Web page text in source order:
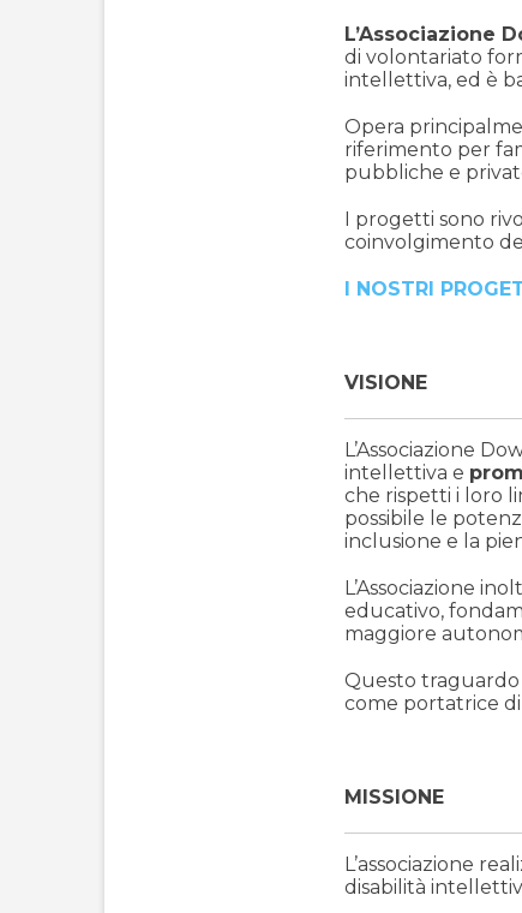
L’Associazione
di volontariato
intellettiva, ed è
Opera
riferimento per
pubbliche e
I progetti sono
coinvolgimento
I NOSTRI
VISIONE
L’Associazione
intellettiva e
che rispetti i loro
possibile le
inclusione e la
L’Associazione
educativo,
maggiore
Questo traguardo
come portatrice di
MISSIONE
L’associazione
disabilità